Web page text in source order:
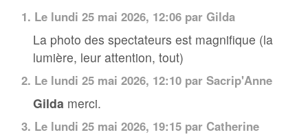
1. Le lundi 25 mai 2026, 12:06 par Gilda
La photo des spectateurs est magnifique (la
lumière, leur attention, tout)
2. Le lundi 25 mai 2026, 12:10 par Sacrip'Anne
Gilda merci.
3. Le lundi 25 mai 2026, 19:15 par Catherine